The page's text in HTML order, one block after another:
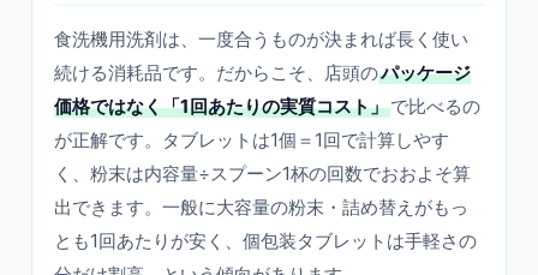
食洗機用洗剤は、一度合うものが決まれば長く使い
続ける消耗品です。だからこそ、店頭のパッケージ
価格ではなく「1回あたりの実質コスト」で比べるの
が正解です。タブレットは1個＝1回で計算しやす
く、粉末は内容量÷スプーン1杯の回数でおおよそ算
出できます。一般に大容量の粉末・詰め替えがもっ
とも1回あたりが安く、個包装タブレットは手軽さの